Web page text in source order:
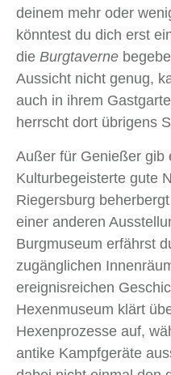
deinem mehr oder
könntest du dich erst
die Burgtaverne
Aussicht nicht genug,
auch in ihrem
herrscht dort übrigens
Außer für Genießer gib
Kulturbegeisterte gute
Riegersburg
einer anderen
Burgmuseum erfährst
zugänglichen
ereignisreichen
Hexenmuseum klärt
Hexenprozesse auf,
antike Kampfgeräte